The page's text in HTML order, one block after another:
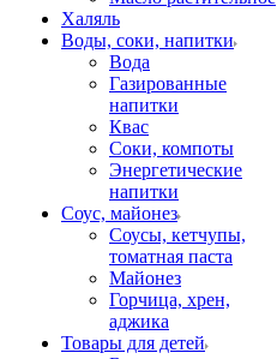
Халяль
Воды, соки, напитки
Вода
Газированные
напитки
Квас
Соки, компоты
Энергетические
напитки
Соус, майонез
Соусы, кетчупы,
томатная паста
Майонез
Горчица, хрен,
аджика
Товары для детей